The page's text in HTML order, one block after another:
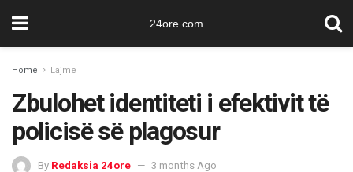
24ore.com
Home Lajme
Zbulohet identiteti i efektivit të
policisë së plagosur
By Redaksia 24ore 3 months Ago